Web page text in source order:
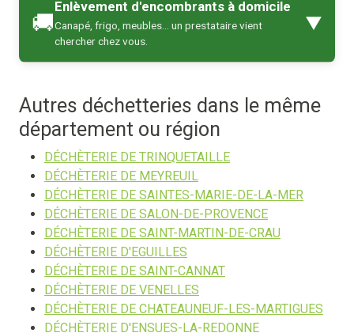
🚚
Enlèvement d'encombrants à domicile
Canapé, frigo, meubles… un prestataire vient
chercher chez vous.
▼
Autres déchetteries dans le même
département ou région
DÉCHÈTERIE DE TRINQUETAILLE
DÉCHÈTERIE DE MEYREUIL
DÉCHÈTERIE DE SAINTES-MARIE-DE-LA-MER
DÉCHÈTERIE DE SALON-DE-PROVENCE
DÉCHÈTERIE DE SAINT-MARTIN-DE-CRAU
DÉCHÈTERIE D'EGUILLES
DÉCHÈTERIE DE SAINT-CANNAT
DÉCHÈTERIE DE VENELLES
DÉCHÈTERIE DE CHATEAUNEUF-LES-MARTIGUES
DÉCHÈTERIE D'ENSUES-LA-REDONNE